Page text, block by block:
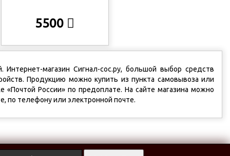
5500
Интернет-магазин Сигнал-сос.ру, большой выбор средств
Продукцию можно купить из пункта самовывоза или
России» по предоплате. На сайте магазина можно
по телефону или электронной почте.